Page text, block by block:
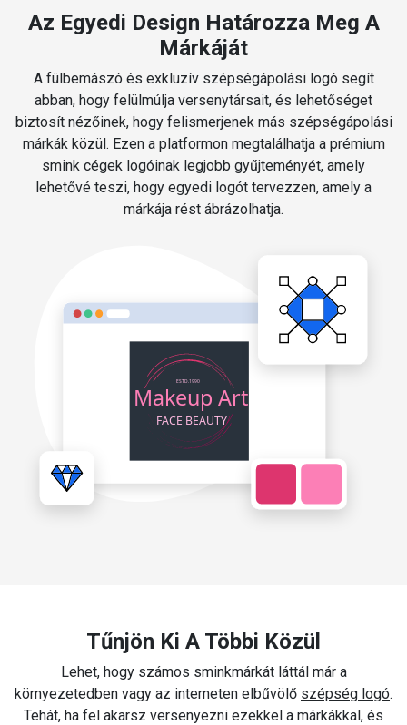
Az Egyedi Design Határozza Meg A
Márkáját
A fülbemászó és exkluzív szépségápolási logó segít
abban, hogy felülmúlja versenytársait, és lehetőséget
biztosít nézőinek, hogy felismerjenek más szépségápolási
márkák közül. Ezen a platformon megtalálhatja a prémium
smink cégek logóinak legjobb gyűjteményét, amely
lehetővé teszi, hogy egyedi logót tervezzen, amely a
márkája rést ábrázolhatja.
Tűnjön Ki A Többi Közül
Lehet, hogy számos sminkmárkát láttál már a
környezetedben vagy az interneten elbűvölő szépség logó.
Tehát, ha fel akarsz versenyezni ezekkel a márkákkal, és